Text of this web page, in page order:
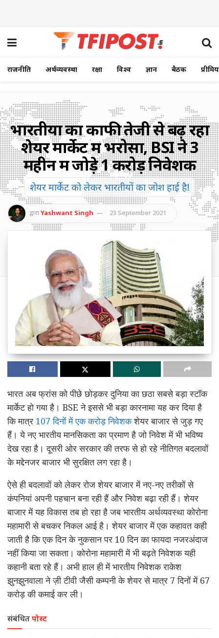
राजनीति अर्थव्यवस्था रक्षा विश्व ज्ञान बैठक
भारतीयों का काफी तेजी से बढ़ रहा
शेयर मार्केट में भरोसा, BSI ने 3
महीनें में जोड़े 1 करोड़ निवेशक
शेयर मार्केट को लेकर भारतीयों का जोश हाई है!
द्वाराYashwant Singh 23 September 2021
भारत अब फ्रांस को पीछे छोड़कर दुनिया का छठा सबसे बड़ा स्टॉक
मार्केट हो गया है। BSE ने इससे भी बड़ा कारनामा यह कर दिया है
कि मात्र 107 दिनों में एक करोड़ निवेशकशेयर बाजार से जुड़ गए
हैं। ये नए भारतीय मानसिकता का प्रमाण है जो निवेश में भी भविष्य
देख रहा है। दूसरी ओर सरकार की तरफ से हो रहे नीतिगत बदलावों
के मद्देनजर बाजार भी सुरक्षित लग रहा है।
ऐसे ही बदलावों को लेकर रोज शेयर बाजार में नए-नए तरीकों से
कंपनियां अपनी पहचान बना रही हैं और निवेश बढ़ा रही हैं। शेयर
बाजार में यह विकास तब हो रहा है जब भारतीय अर्थव्यवस्था कोरोना
महामारी से बचकर निकल आई है। शेयर बाजार में एक कहावत कही
जाती है कि एक दिन के नुकसान पर 10 दिन का फायदा नजरअंदाज
नहीं किया जा सकता। कोरोना महामारी में भी बढ़ते निवेशक यही
कहानी बता रहे हैं। अभी हाल ही में भारतीय निवेशक राकेश
झुनझुनवाला ने ज़ी टीवी जैसी कम्पनी के शेयर से मात्र 7 दिनों में 67
करोड़ की कमाई कर ली।
संबंधितपोस्ट